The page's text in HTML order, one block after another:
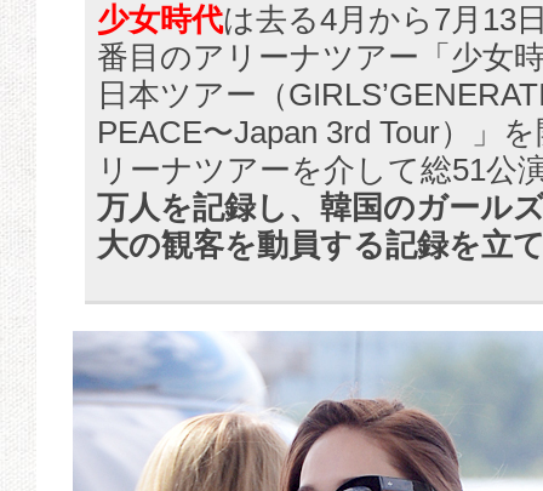
少女時代は去る4月から7月13
番目のアリーナツアー「少女
日本ツアー（
PEACE〜Japan 3rd Tour）」
リーナツアーを介して総51公
万人を記録し、韓国のガール
大の観客を動員する記録を立